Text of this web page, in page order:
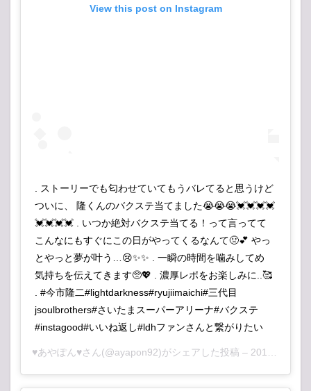
View this post on Instagram
. ストーリーでも匂わせていてもうバレてると思うけど
ついに、 隆くんのバクステ当てました😭😭😭💓💓💓💓
💓💓💓💓 . いつか絶対バクステ当てる！って言ってて
こんなにもすぐにこの日がやってくるなんて🤢💕 やっ
とやっと夢が叶う…😢✨✨ . 一瞬の時間を噛みしてめ
気持ちを伝えてきます🥺💖 . 濃厚レポをお楽しみに..🥰
. #今市隆二#lightdarkness#ryujiimaichi#三代目
jsoulbrothers#さいたまスーパーアリーナ#バクステ
#instagood#いいね返し#ldhファンさんと繋がりたい
♥あやぽん♥さん(@ayapon92)がシェアした投稿 – 2018年12月月1日午前12時30分PST